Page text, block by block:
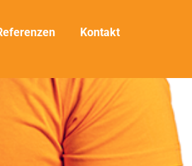
Kontakt